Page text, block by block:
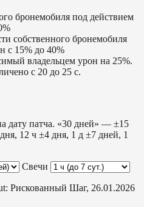
бронемобиля под действием
собственного бронемобиля
с 15% до 40%
владельцем урон на 25%.
с 20 до 25 с.
дату патча. «30 дней» — ±15
12 ч ±4 дня, 1 д ±7 дней, 1
Свечи
Рискованный Шаг, 26.01.2026